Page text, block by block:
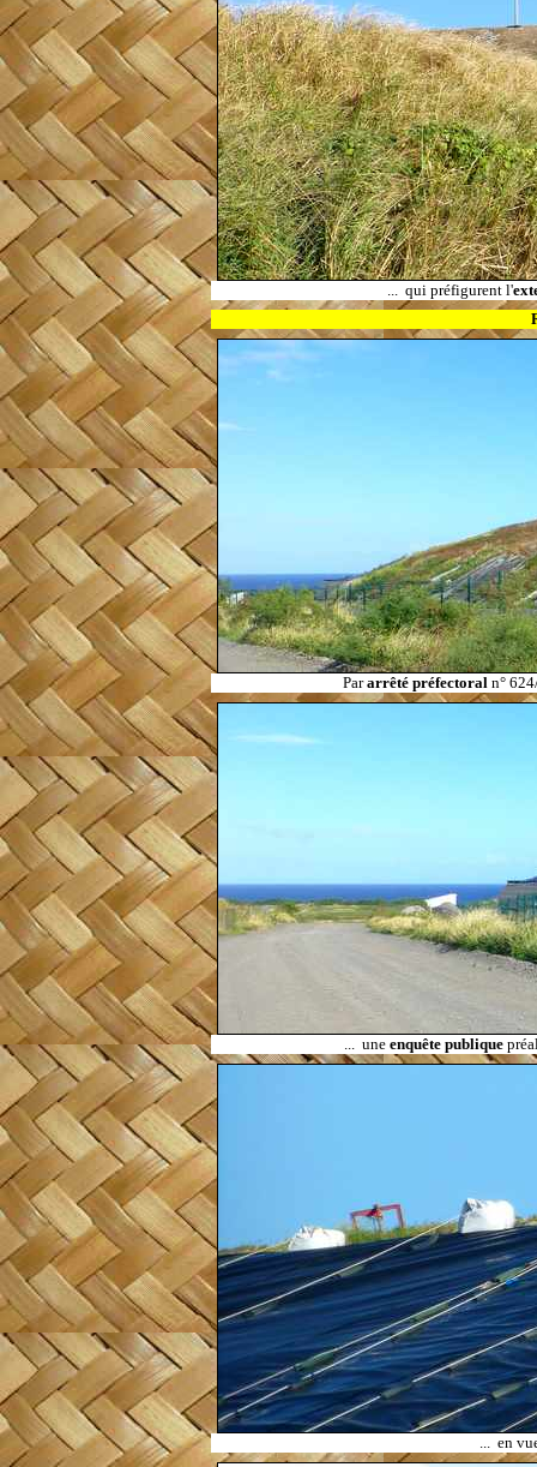
... qui préfigurentl'
Pararrêté préfectoral n°
... une enquête publique
... en